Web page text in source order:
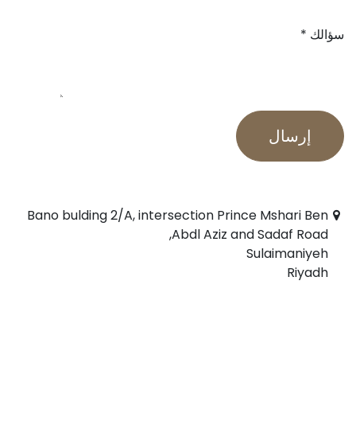
سؤالك
إرسال
Bano bulding 2/A, intersection Prince Mshari Ben
Abdl Aziz and Sadaf Road,
Sulaimaniyeh
Riyadh